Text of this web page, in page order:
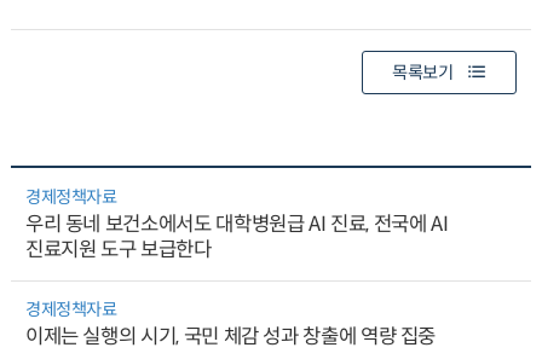
목록보기
경제정책자료
우리 동네 보건소에서도 대학병원급 AI 진료, 전국에 AI
진료지원 도구 보급한다
경제정책자료
이제는 실행의 시기, 국민 체감 성과 창출에 역량 집중